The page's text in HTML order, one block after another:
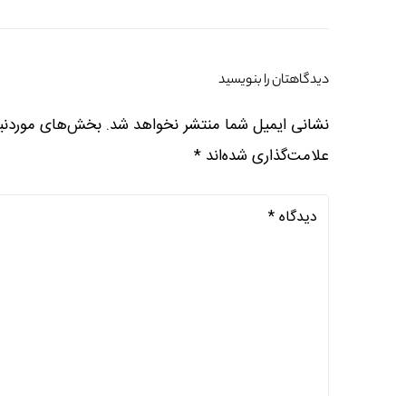
دیدگاهتان را بنویسید
نشانی ایمیل شما منتشر نخواهد شد. بخش‌های
علامت‌گذاری شده‌اند *